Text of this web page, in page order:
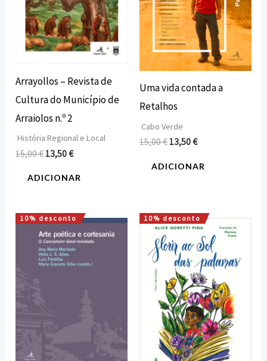
Arrayollos – Revista de
Cultura do Município de
Arraiolos n.º 2
História Regional e Local
15,00€ 13,50€
ADICIONAR
Uma vida contada a
Retalhos
Cabo Verde
15,00€ 13,50€
ADICIONAR
10% desconto
O
preço
original
era:
15,00 €.
O
preço
atual
13,50 €.
10% desconto
O
original
era:
10,00 €.
O
preço
atual
9,00 €.